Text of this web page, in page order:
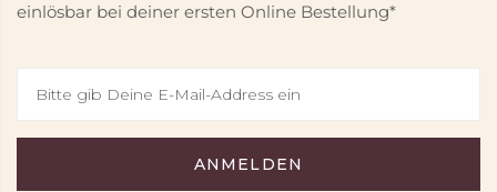
einlösbar bei deiner ersten Online Bestellung*